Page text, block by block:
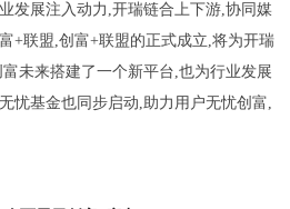
发展注入动力,开瑞链合上下游,协同媒
+联盟,创富+联盟的正式成立,将为开瑞
未来搭建了一个新平台,也为行业发展
忧基金也同步启动,助力用户无忧创富,